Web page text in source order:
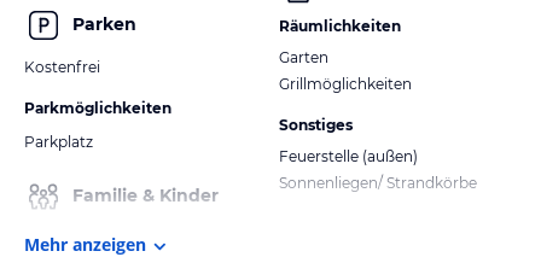
Parken
Kostenfrei
Parkmöglichkeiten
Parkplatz
Familie & Kinder
Räumlichkeiten
Garten
Grillmöglichkeiten
Sonstiges
Feuerstelle (außen)
Sonnenliegen/ Strandkörbe
Mehr anzeigen